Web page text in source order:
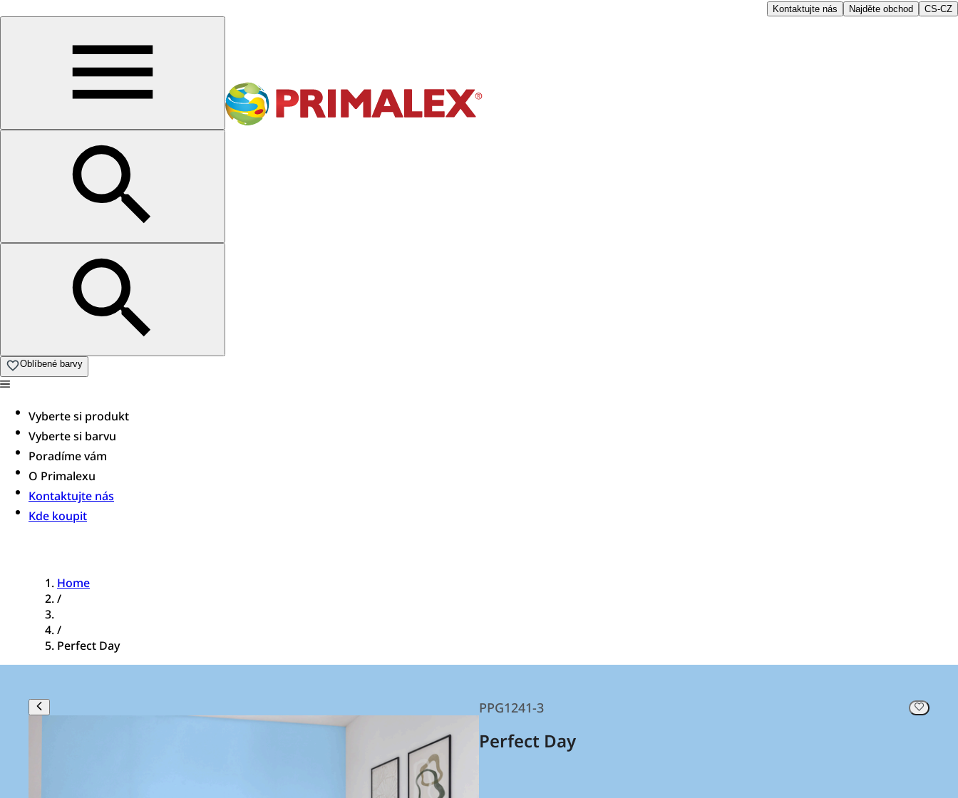
Kontaktujte nás Najděte obchod CS-CZ
Oblíbené barvy
Vyberte si produkt
Vyberte si barvu
Poradíme vám​
O Primalexu
Kontaktujte nás
Kde koupit
Home
/
/
Perfect Day
PPG1241-3
Perfect Day